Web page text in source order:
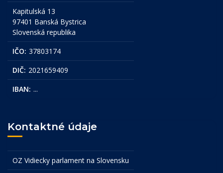
Kapitulská 13
97401 Banská Bystrica
Slovenská republika
IČO: 37803174
DIČ: 2021659409
IBAN: ...
Kontaktné údaje
OZ Vidiecky parlament na Slovensku